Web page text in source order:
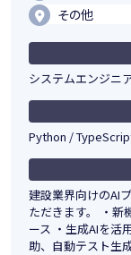
その他
システムエンジニ
Python /
建設業界向けのAI
ただきます。 ・新
ース ・生成AIを活
助、自動テスト生